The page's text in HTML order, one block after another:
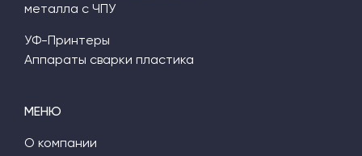
МЕНЮ
О компании
металла с ЧПУ
УФ-Принтеры
Аппараты сварки пластика